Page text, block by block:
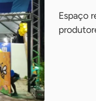
Espaço